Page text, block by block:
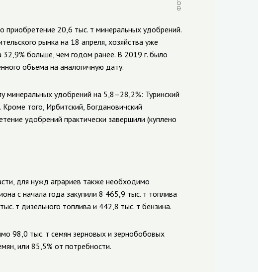
приобретение 20,6 тыс. т минеральных удобрений.
рынка на 18 апреля, хозяйства уже
32,9% больше, чем годом ранее. В 2019 г. было
объема на аналогичную дату.
минеральных удобрений на 5,8–28,2%: Туринский
того, Ирбитский, Богдановичский
удобрений практически завершили (куплено
для нужд аграриев также необходимо
с начала года закупили 8 465,9 тыс. т топлива
т дизельного топлива и 442,8 тыс. т бензина.
98,0 тыс. т семян зерновых и зернобобовых
или 85,5% от потребности.